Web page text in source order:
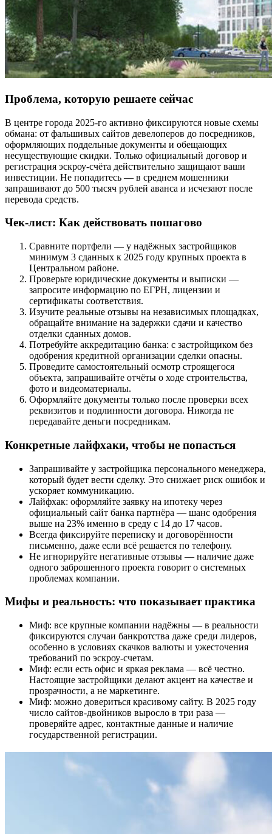
Проблема, которую решаете сейчас
В центре города 2025-го активно фиксируются новые схемы
обмана: от фальшивых сайтов девелоперов до посредников,
оформляющих поддельные документы и обещающих
несуществующие скидки. Только официальный договор и
регистрация эскроу-счёта действительно защищают ваши
инвестиции. Не попадитесь — в среднем мошенники
запрашивают до 500 тысяч рублей аванса и исчезают после
перевода средств.
Чек-лист: Как действовать пошагово
Сравните портфели — у надёжных застройщиков
минимум 3 сданных к 2025 году крупных проекта в
Центральном районе.
Проверьте юридические документы и выписки —
запросите информацию по ЕГРН, лицензии и
сертификаты соответствия.
Изучите реальные отзывы на независимых площадках,
обращайте внимание на задержки сдачи и качество
отделки сданных домов.
Потребуйте аккредитацию банка: с застройщиком без
одобрения кредитной организации сделки опасны.
Проведите самостоятельный осмотр строящегося
объекта, запрашивайте отчёты о ходе строительства,
фото и видеоматериалы.
Оформляйте документы только после проверки всех
реквизитов и подлинности договора. Никогда не
передавайте деньги посредникам.
Конкретные лайфхаки, чтобы не попасться
Запрашивайте у застройщика персонального менеджера,
который будет вести сделку. Это снижает риск ошибок и
ускоряет коммуникацию.
Лайфхак: оформляйте заявку на ипотеку через
официальный сайт банка партнёра — шанс одобрения
выше на 23% именно в среду с 14 до 17 часов.
Всегда фиксируйте переписку и договорённости
письменно, даже если всё решается по телефону.
Не игнорируйте негативные отзывы — наличие даже
одного заброшенного проекта говорит о системных
проблемах компании.
Мифы и реальность: что показывает практика
Миф: все крупные компании надёжны — в реальности
фиксируются случаи банкротства даже среди лидеров,
особенно в условиях скачков валюты и ужесточения
требований по эскроу-счетам.
Миф: если есть офис и яркая реклама — всё честно.
Настоящие застройщики делают акцент на качестве и
прозрачности, а не маркетинге.
Миф: можно довериться красивому сайту. В 2025 году
число сайтов-двойников выросло в три раза —
проверяйте адрес, контактные данные и наличие
государственной регистрации.